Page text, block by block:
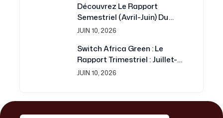
Développement
Découvrez Le Rapport
Semestriel (avril-Juin) Du
Projet Switch Africa Green
JUIN 10, 2026
Switch Africa Green : Le
Rapport Trimestriel : Juillet-
Septembre 2016 Est
JUIN 10, 2026